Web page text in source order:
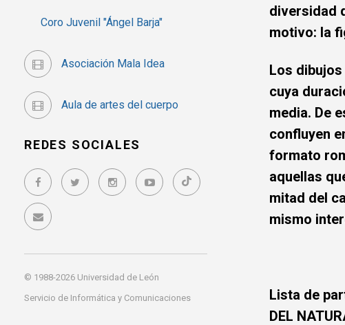
Coro Juvenil "Ángel Barja"
Asociación Mala Idea
Aula de artes del cuerpo
REDES SOCIALES
© 1988-2026 Universidad de León
Servicio de Informática y Comunicaciones
diversidad
motivo: la
Los
cuya
media. De
confluyen
formato
aquellas
mitad del
mismo
Lista de
DEL